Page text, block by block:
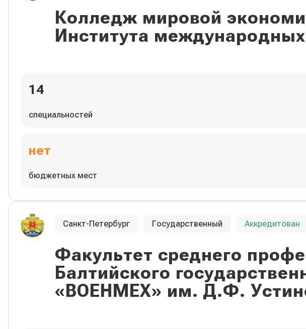
Колледж мировой
Института
14
специальностей
нет
бюджетных мест
Санкт-Петербург Государственный Аккредитован
Факультет среднего
Балтийского
«ВОЕНМЕХ» им. Д.Ф.